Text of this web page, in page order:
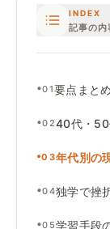
INDEX
記事の内
•01要点まとめ
•0240代・ 50
•03年代別の
•04独学で挫
•05学習手段